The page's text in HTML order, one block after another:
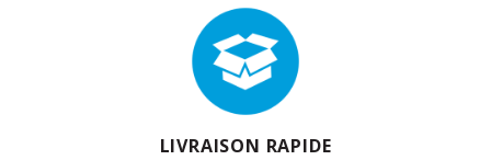
LIVRAISON RAPIDE